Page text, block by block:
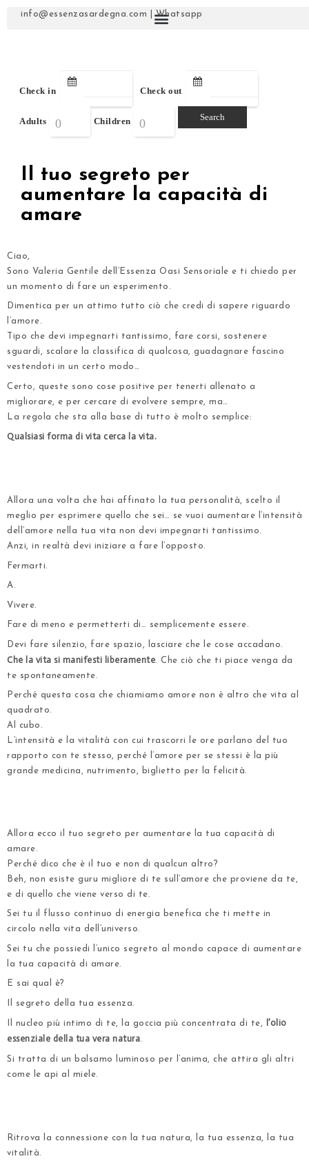
info@essenzasardegna.com |Whatsapp
Check in Check out
Adults Children
Il tuo segreto per
aumentare la capacità di
amare
Ciao,
Sono Valeria Gentile dell’Essenza Oasi Sensoriale e ti chiedo per
un momento di fare un esperimento.
Dimentica per un attimo tutto ciò che credi di sapere riguardo
l’amore.
Tipo che devi impegnarti tantissimo, fare corsi, sostenere
sguardi, scalare la classifica di qualcosa, guadagnare fascino
vestendoti in un certo modo…
Certo, queste sono cose positive per tenerti allenato a
migliorare, e per cercare di evolvere sempre, ma…
La regola che sta alla base di tutto è molto semplice:
Qualsiasi forma di vita cerca la vita.
Allora una volta che hai affinato la tua personalità, scelto il
meglio per esprimere quello che sei… se vuoi aumentare l’intensità
dell’amore nella tua vita non devi impegnarti tantissimo.
Anzi, in realtà devi iniziare a fare l’opposto.
Fermarti.
A.
Vivere.
Fare di meno e permetterti di… semplicemente essere.
Devi fare silenzio, fare spazio, lasciare che le cose accadano.
Che la vita si manifesti liberamente . Che ciò che ti piace venga da
te spontaneamente.
Perché questa cosa che chiamiamo amore non è altro che vita al
quadrato.
Al cubo.
L’intensità e la vitalità con cui trascorri le ore parlano del tuo
rapporto con te stesso, perché l’amore per se stessi è la più
grande medicina, nutrimento, biglietto per la felicità.
Allora ecco il tuo segreto per aumentare la tua capacità di
amare.
Perché dico che è il tuo e non di qualcun altro?
Beh, non esiste guru migliore di te sull’amore che proviene da te,
e di quello che viene verso di te.
Sei tu il flusso continuo di energia benefica che ti mette in
circolo nella vita dell’universo.
Sei tu che possiedi l’unico segreto al mondo capace di aumentare
la tua capacità di amare.
E sai qual è?
Il segreto della tua essenza.
Il nucleo più intimo di te, la goccia più concentrata di te,
l’olio
essenziale della tua vera natura.
Si tratta di un balsamo luminoso per l’anima, che attira gli altri
come le api al miele.
Ritrova la connessione con la tua natura, la tua essenza, la tua
vitalità.